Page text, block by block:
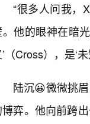
“很多人问我，
他的眼神在暗
（Cross），是‘
陆沉😀微微挑
博弈。他向前跨